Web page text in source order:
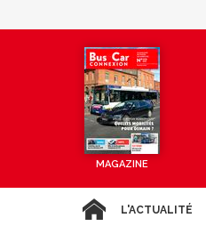
MAGAZINE
L'ACTUALITÉ